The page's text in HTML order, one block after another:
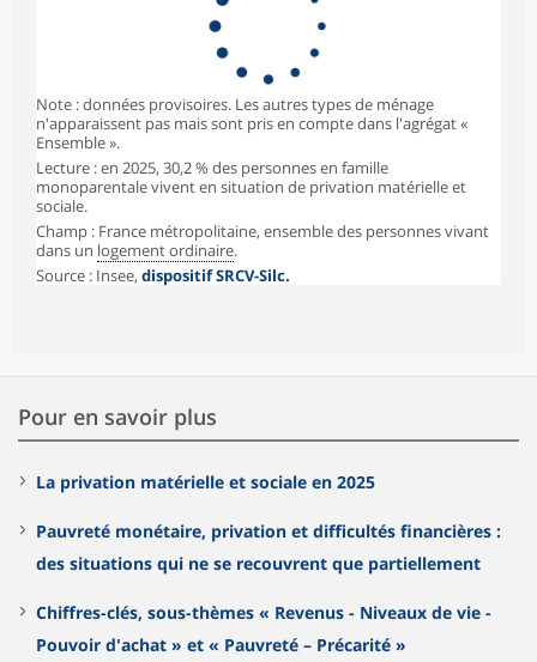
Note : données provisoires. Les autres types de ménage
n'apparaissent pas mais sont pris en compte dans l'agrégat «
Ensemble ».
Lecture : en 2025, 30,2 % des personnes en famille
monoparentale vivent en situation de privation matérielle et
sociale.
Champ : France métropolitaine, ensemble des personnes vivant
dans un logement ordinaire.
Source : Insee, dispositif SRCV-Silc.
Pour en savoir plus
La privation matérielle et sociale en 2025
Pauvreté monétaire, privation et difficultés financières :
des situations qui ne se recouvrent que partiellement
Chiffres-clés, sous-thèmes « Revenus - Niveaux de vie -
Pouvoir d'achat » et « Pauvreté – Précarité »